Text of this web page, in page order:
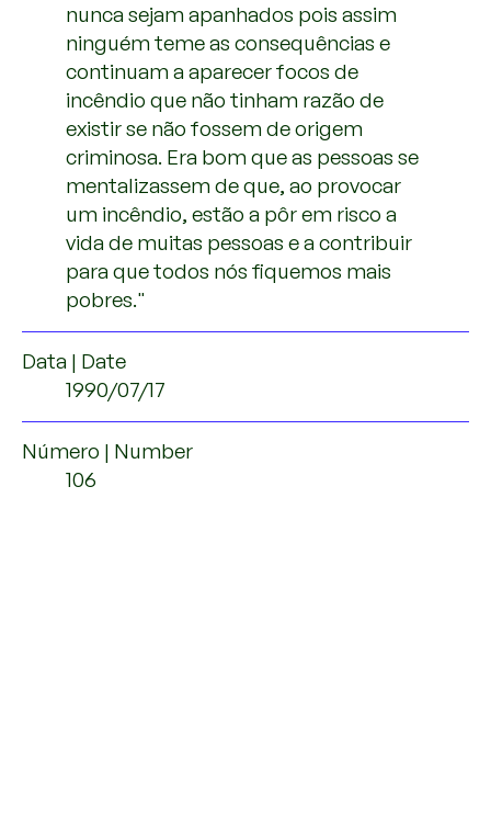
nunca sejam apanhados pois assim
ninguém teme as consequências e
continuam a aparecer focos de
incêndio que não tinham razão de
existir se não fossem de origem
criminosa. Era bom que as pessoas se
mentalizassem de que, ao provocar
um incêndio, estão a pôr em risco a
vida de muitas pessoas e a contribuir
para que todos nós fiquemos mais
pobres."
Data | Date
1990/07/17
Número | Number
106